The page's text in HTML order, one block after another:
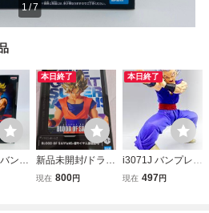
1/7
ンプ
OF
本日終了
新品未開封/ドラゴ
ンボールZ BLOOD
現在 800円
本日終了
i3071J バンプレス
ト BLOOD OF SAI
現在 497円